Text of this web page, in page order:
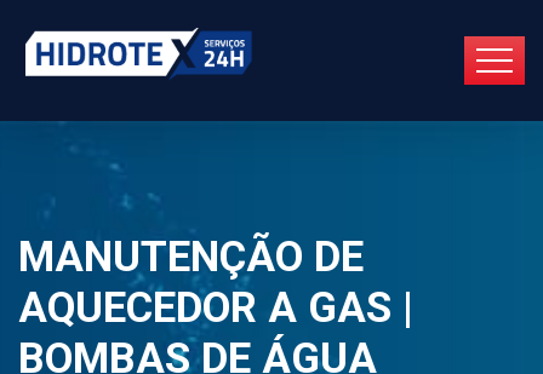
MANUTENÇÃO DE
AQUECEDOR A GAS |
BOMBAS DE ÁGUA